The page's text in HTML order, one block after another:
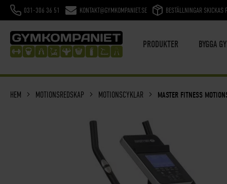
HOPPA
INNEHÅLL
031-306 36 51 KONTAKT@GYMKOMPANIET.SE BESTÄLLNINGAR SKICKAS
PRODUKTER BYGGA
HEM MOTIONSREDSKAP MOTIONSCYKLAR
MASTER FITNESS